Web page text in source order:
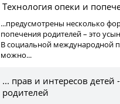
Технология опеки и
...предусмотрены несколько
попечения родителей – это
В социальной международной
можно...
... прав и интересов детей
родителей